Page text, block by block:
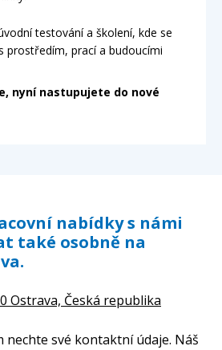
testování a školení, kde se
prostředím, prací a budoucími
nyní nastupujete do nové
nabídky s námi
také osobně na
Ostrava, Česká republika
nechte své kontaktní údaje. Náš